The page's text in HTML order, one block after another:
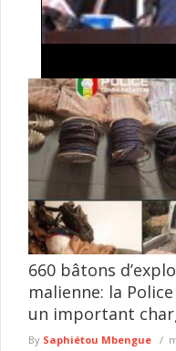
Thierno Alassane
Le président de
signé un arrêté
extraordinaire le 10 août ...
660 bâtons
malienne: la
un important
By Saphiétou Mbengue